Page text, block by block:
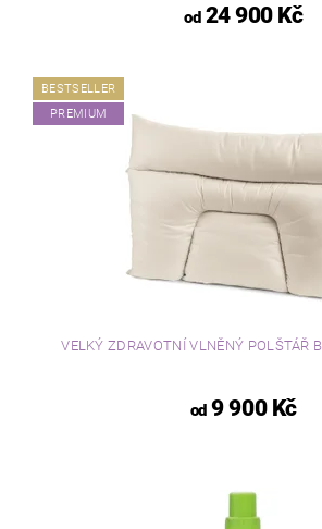
od24 900 Kč
BESTSELLER
PREMIUM
VELKÝ ZDRAVOTNÍ VLNĚNÝ POLŠTÁŘ
od9 900 Kč